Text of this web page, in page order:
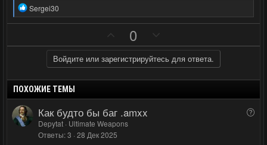
Р
е
а
ц
Sergei30
о
з
и
и
в
н
0
е
г
а
и
Войдите или зарегистрируйтесь для ответа.
ПОХОЖИЕ ТЕМЫ
Как будто бы баг .amxx
Depytat Ultimate Weapons
Ответы 3 28 Дек 2025